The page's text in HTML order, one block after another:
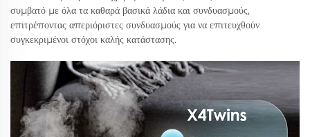
συμβατό με όλα τα καθαρά βασικά λάδια και συνδυασμούς,
επιτρέποντας απεριόριστες συνδυασμούς για να επιτευχθούν
συγκεκριμένοι στόχοι καλής κατάστασης.